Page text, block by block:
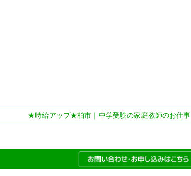
★時給アップ★柏市｜中学受験の家庭教師のお仕事